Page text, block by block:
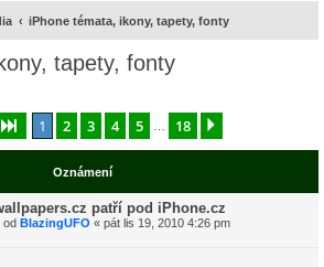
iPhone témata, ikony, tapety, fonty
tapety, fonty
Stránka z 18
1 2 3 4 5 18
Oznámení
patří pod iPhone.cz
od BlazingUFO « pát lis 19, 2010 4:26 pm